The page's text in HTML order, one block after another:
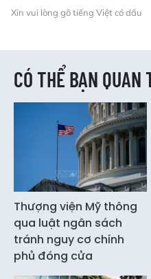
Xin vui lòng gõ tiếng Việt có dấu
CÓ THỂ BẠN QUAN
Thượng viện Mỹ thông
qua luật ngân sách
tránh nguy cơ chính
phủ đóng cửa